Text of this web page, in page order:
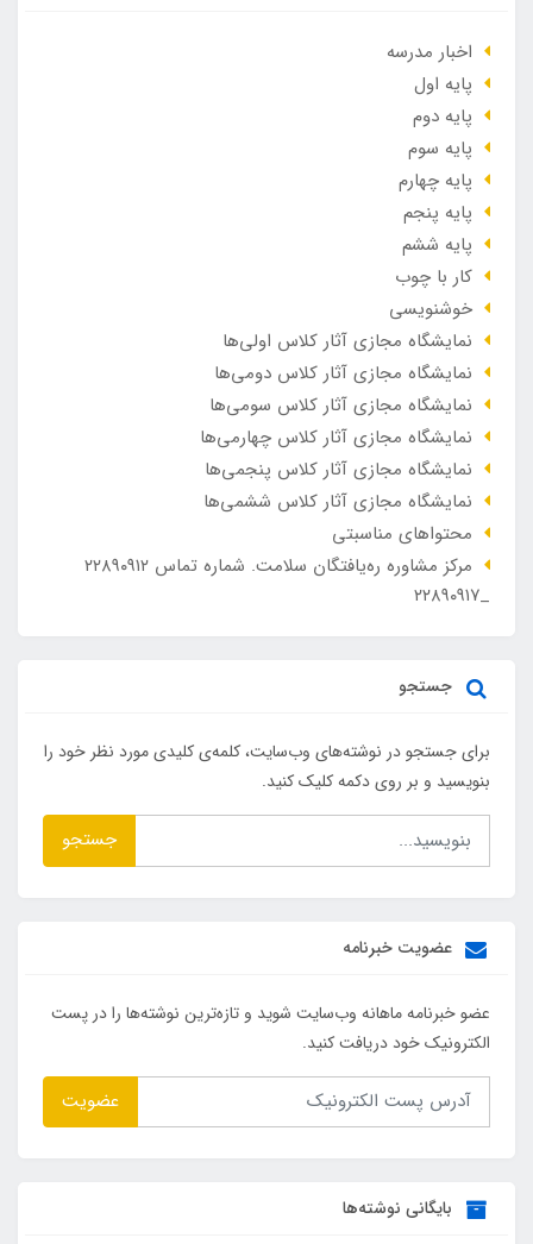
اخبار مدرسه
پایه اول
پایه دوم
پایه سوم
پایه چهارم
پایه پنجم
پایه ششم
کار با چوب
خوشنویسی
نمایشگاه مجازی آثار کلاس اولی‌ها
نمایشگاه مجازی آثار کلاس دومی‌ها
نمایشگاه مجازی آثار کلاس سومی‌ها
نمایشگاه مجازی آثار کلاس چهارمی‌ها
نمایشگاه مجازی آثار کلاس پنجمی‌ها
نمایشگاه مجازی آثار کلاس ششمی‌ها
محتواهای مناسبتی
مرکز مشاوره ره‌یافتگان سلامت. شماره تماس ۲۲۸۹۰۹۱۲
_۲۲۸۹۰۹۱۷
جستجو
برای جستجو در نوشته‌های وب‌سایت، کلمه‌ی کلیدی مورد نظر خود را
بنویسید و بر روی دکمه کلیک کنید.
جستجو
عضویت خبرنامه
عضو خبرنامه ماهانه وب‌سایت شوید و تازه‌ترین نوشته‌ها را در پست
الکترونیک خود دریافت کنید.
عضویت
بایگانی نوشته‌ها